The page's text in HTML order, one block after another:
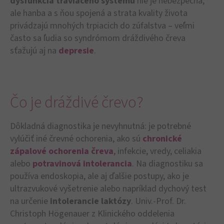
ale hanba a s ňou spojená a strata kvality života
privádzajú mnohých trpiacich do zúfalstva – veľmi
často sa ľudia so syndrómom dráždivého čreva
sťažujú aj na depresie.
Čo je dráždivé črevo?
Dôkladná diagnostika je nevyhnutná: je potrebné
vylúčiť iné črevné ochorenia, ako sú chronické
zápalové ochorenia čreva, infekcie, vredy, celiakia
alebo potravinová intolerancia. Na diagnostiku sa
používa endoskopia, ale aj ďalšie postupy, ako je
ultrazvukové vyšetrenie alebo napríklad dychový test
na určenie intolerancie laktózy. Univ.-Prof. Dr.
Christoph Högenauer z Klinického oddelenia